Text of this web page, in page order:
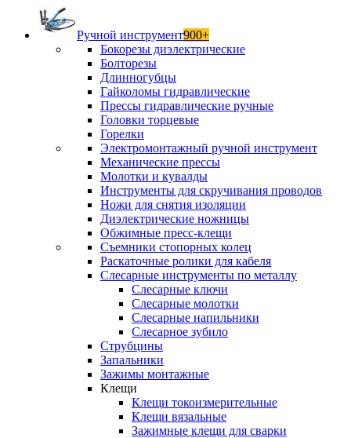
Ручной инструмент900+
Бокорезы диэлектрические
Болторезы
Длинногубцы
Гайколомы гидравлические
Прессы гидравлические ручные
Головки торцевые
Горелки
Электромонтажный ручной инструмент
Механические прессы
Молотки и кувалды
Инструменты для скручивания проводов
Ножи для снятия изоляции
Диэлектрические ножницы
Обжимные пресс-клещи
Съемники стопорных колец
Раскаточные ролики для кабеля
Слесарные инструменты по металлу
Слесарные ключи
Слесарные молотки
Слесарные напильники
Слесарное зубило
Струбцины
Запальники
Зажимы монтажные
Клещи
Клещи токоизмерительные
Клещи вязальные
Зажимные клещи для сварки